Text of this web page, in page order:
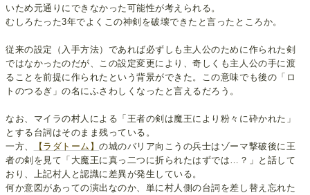
いため元通りにできなかった可能性が考えられる。
むしろたった3年でよくこの神剣を破壊できたと言ったところか。
従来の設定（入手方法）であれば必ずしも主人公のために作られた剣
ではなかったのだが、この設定変更により、奇しくも主人公の手に渡
ることを前提に作られたという背景ができた。この意味でも後の「ロ
トのつるぎ」の名にふさわしくなったと言えるだろう。
なお、マイラの村人による「王者の剣は魔王により粉々に砕かれた」
とする台詞はそのまま残っている。
一方、
【ラダトーム】の城のバリア向こうの兵士はゾーマ撃破後に王
者の剣を見て「大魔王に真っ二つに折られたはずでは…？」と話して
おり、上記村人と認識に差異が発生している。
何か意図があっての演出なのか、単に村人側の台詞を差し替え忘れた